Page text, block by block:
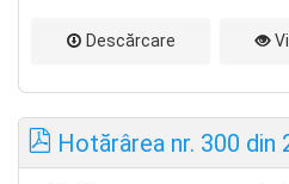
Descărcare
Hotărârea nr. 300 din